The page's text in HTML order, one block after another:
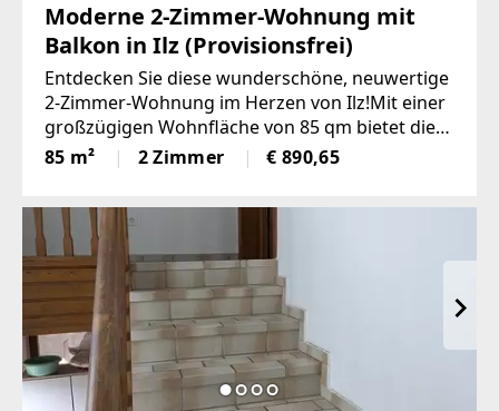
Moderne 2-Zimmer-Wohnung mit
Balkon in Ilz (Provisionsfrei)
Entdecken Sie diese wunderschöne, neuwertige
2-Zimmer-Wohnung im Herzen von Ilz!Mit einer
großzügigen Wohnfläche von 85 qm bietet diese
Wohnung den idealen Raumfür Singles oder
Paare. Die lichtdurchfluteten Räume
85 m² 2 Zimmer € 890,65